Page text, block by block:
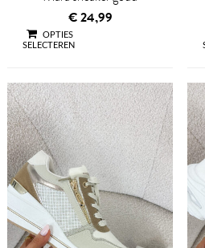
OPTIES
SELECTEREN
€24,99